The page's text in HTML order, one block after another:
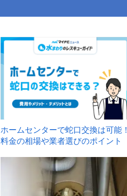
ホームセンターで蛇口交換は可能！
料金の相場や業者選びのポイント